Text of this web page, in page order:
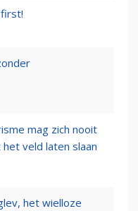
first!
mag zich nooit
veld laten slaan
het wielloze